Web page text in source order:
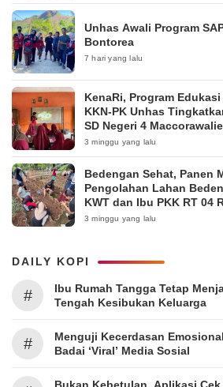
Unhas Awali Program
Bontorea
7 hari yang lalu
KenaRi, Program
KKN-PK Unhas
SD Negeri 4 Maccorawalie
3 minggu yang lalu
Bedengan Sehat, Panen
Pengolahan Lahan
KWT dan Ibu PKK RT 04
Pakintelan
3 minggu yang lalu
DAILY KOPI
#
Ibu Rumah Tangga Tetap
Tengah Kesibukan Keluarga
#
Menguji Kecerdasan
Badai ‘Viral’ Media Sosial
Bukan Kebetulan, Aplikasi